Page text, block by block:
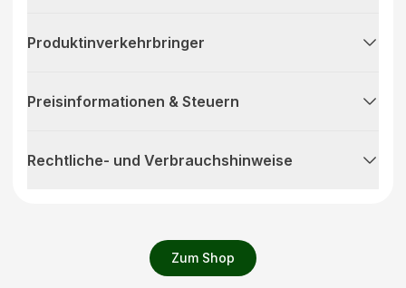
Zum Shop
Produktinverkehrbringer
Preisinformationen & Steuern
Rechtliche- und Verbrauchshinweise